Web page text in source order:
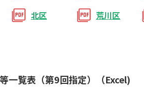
北区 荒川区
覧表（第9回指定）（Excel)